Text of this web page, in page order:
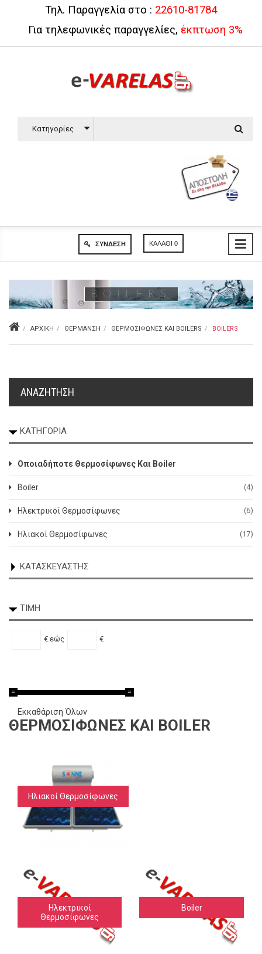
Τηλ. Παραγγελία στο : 22610-81784
Για τηλεφωνικές παραγγελίες, έκπτωση 3%
Κατηγορίες
ΚΑΛΆΘΙ 0
ΣΎΝΔΕΣΗ
BOILERS
ΑΡΧΙΚΉ ΘΈΡΜΑΝΣΗ ΘΕΡΜΟΣΊΦΩΝΕΣ ΚΑΙ BOILERS BOILERS
ΑΝΑΖΉΤΗΣΗ
ΚΑΤΗΓΟΡΊΑ
Οποιαδήποτε Θερμοσίφωνες Και Boiler
Boiler (4)
Ηλεκτρικοί Θερμοσίφωνες (6)
Ηλιακοί Θερμοσίφωνες (17)
ΚΑΤΑΣΚΕΥΑΣΤΉΣ
ELCO (10)
ΤΙΜΉ
€ εώς €
Εκκαθάριση Όλων
ΘΕΡΜΟΣΊΦΩΝΕΣ ΚΑΙ BOILER
Ηλιακοί Θερμοσίφωνες
Ηλεκτρικοί
Θερμοσίφωνες
Boiler